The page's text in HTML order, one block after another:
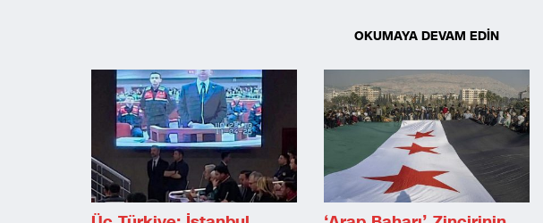
OKUMAYA DEVAM EDİN